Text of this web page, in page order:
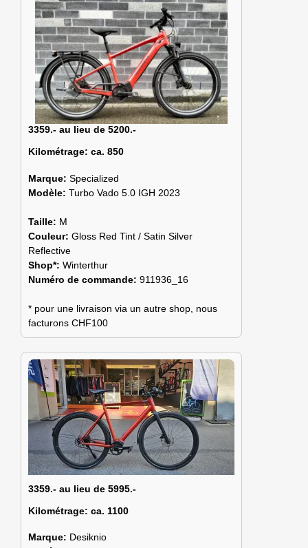
3359.- au lieu de 5200.-
Kilométrage: ca. 850
Marque: Specialized
Modèle: Turbo Vado 5.0 IGH 2023
Taille: M
Couleur: Gloss Red Tint / Satin Silver
Reflective
Shop*: Winterthur
Numéro de commande: 911936_16
* pour une livraison via un autre shop, nous
facturons CHF100
3359.- au lieu de 5995.-
Kilométrage: ca. 1100
Marque: Desiknio